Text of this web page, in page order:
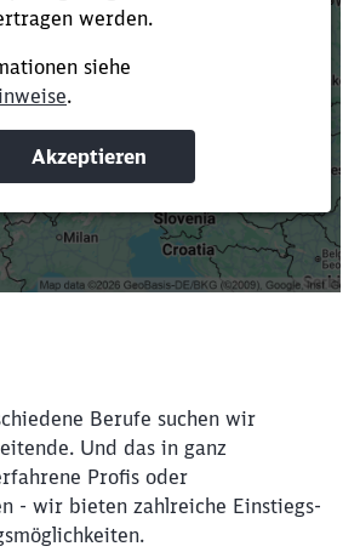
Ladezeit, indem du Suchbegriffe
oder Filter hinzufügst.
eingeben
Filter setzen
Berufe suchen wir
Und das in ganz
Profis oder
- wir bieten zahlreiche Einstiegs-